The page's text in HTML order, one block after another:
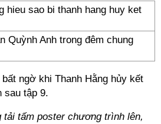
Quỳnh Anh trong đêm chung
ngờ khi Thanh Hằng hủy kết
sau tập 9.
tải tấm poster chương trình lên,